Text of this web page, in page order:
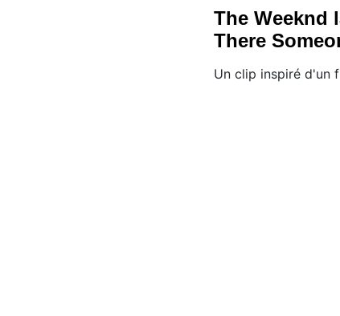
The Weeknd
There
Un clip inspiré d'un